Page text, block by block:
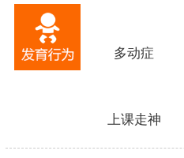
多动症
上课走神